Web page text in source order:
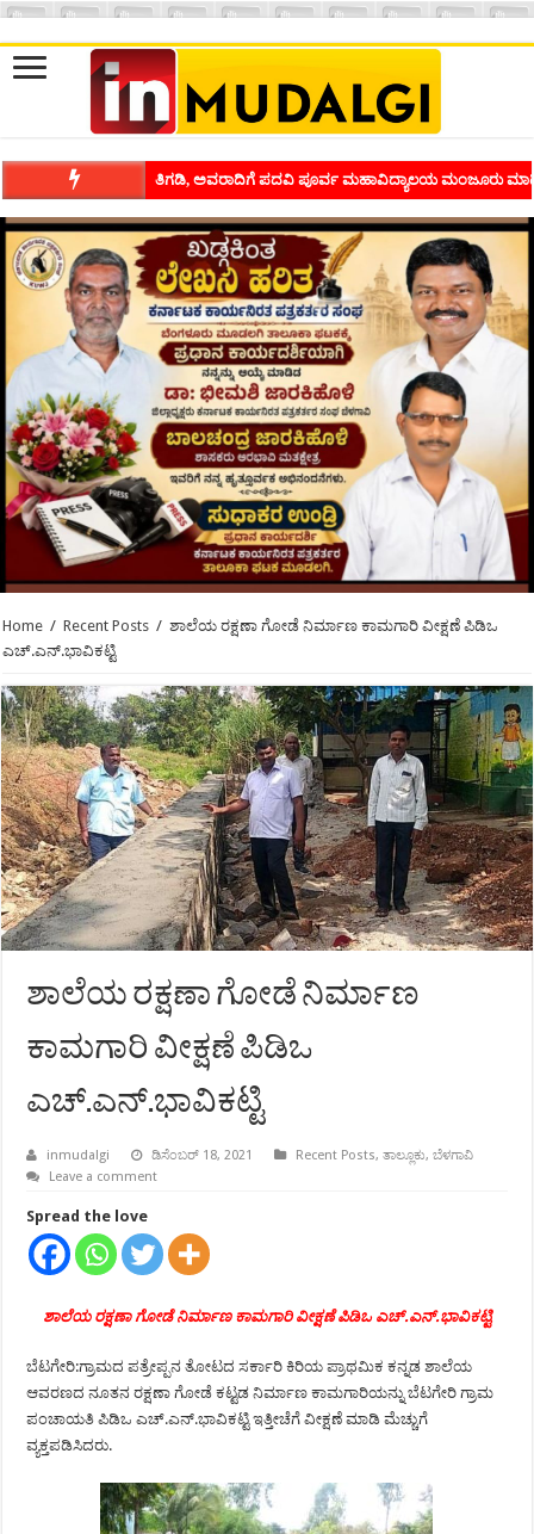
ಶಿವಾಪುರದಲ್ಲಿ ಕವಿಗೋಷ್ಠಿಯ ಸಂಭ್ರಮ ಭಾವನೆಗಳನ್ನು ಕಟ್ಟಿಕೊಡುವ
Home / Recent Posts / ಶಾಲೆಯ ರಕ್ಷಣಾ ಗೋಡೆ ನಿರ್ಮಾಣ ಕಾಮಗಾರಿ ವೀಕ್ಷಣೆ ಪಿಡಿಒ
ಎಚ್.ಎನ್.ಭಾವಿಕಟ್ಟಿ
ಶಾಲೆಯ ರಕ್ಷಣಾ ಗೋಡೆ ನಿರ್ಮಾಣ
ಕಾಮಗಾರಿ ವೀಕ್ಷಣೆ ಪಿಡಿಒ
ಎಚ್.ಎನ್.ಭಾವಿಕಟ್ಟಿ
inmudalgi ಡಿಸೆಂಬರ್ 18, 2021 Recent Posts,ತಾಲ್ಲೂಕು,ಬೆಳಗಾವಿ
Leave a comment
Spread the love
ಶಾಲೆಯ ರಕ್ಷಣಾ ಗೋಡೆ ನಿರ್ಮಾಣ ಕಾಮಗಾರಿ ವೀಕ್ಷಣೆ ಪಿಡಿಒ ಎಚ್.ಎನ್.ಭಾವಿಕಟ್ಟಿ
ಬೆಟಗೇರಿ:ಗ್ರಾಮದ ಪತ್ರೇಪ್ಪನ ತೋಟದ ಸರ್ಕಾರಿ ಕಿರಿಯ ಪ್ರಾಥಮಿಕ ಕನ್ನಡ ಶಾಲೆಯ
ಆವರಣದ ನೂತನ ರಕ್ಷಣಾ ಗೋಡೆ ಕಟ್ಟಡ ನಿರ್ಮಾಣ ಕಾಮಗಾರಿಯನ್ನು ಬೆಟಗೇರಿ ಗ್ರಾಮ
ಪಂಚಾಯತಿ ಪಿಡಿಒ ಎಚ್.ಎನ್.ಭಾವಿಕಟ್ಟಿ ಇತ್ತೀಚೆಗೆ ವೀಕ್ಷಣೆ ಮಾಡಿ ಮೆಚ್ಚುಗೆ
ವ್ಯಕ್ತಪಡಿಸಿದರು.